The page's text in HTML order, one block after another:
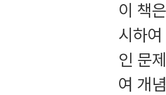
이 책
시하
인 문
여 개